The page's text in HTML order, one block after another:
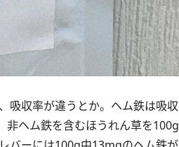
吸収率が違うとか。ヘム鉄は吸収
非ヘム鉄を含むほうれん草を100g